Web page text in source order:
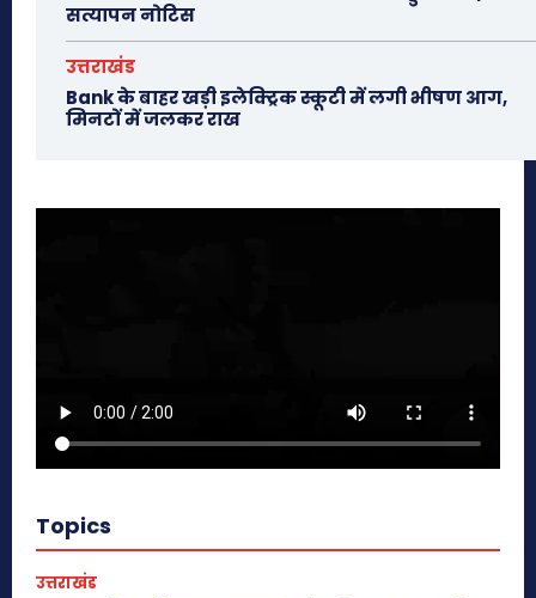
सत्यापन नोटिस
उत्तराखंड
Bank के बाहर खड़ी इलेक्ट्रिक स्कूटी में लगी भीषण आग,
मिनटों में जलकर राख
Topics
उत्तराखंड